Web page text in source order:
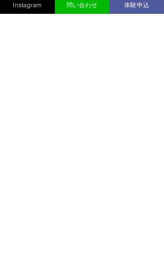
Instagram 問い合わせ 体験申込